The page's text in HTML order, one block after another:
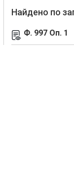
Найдено по
Ф. 997 Оп. 1